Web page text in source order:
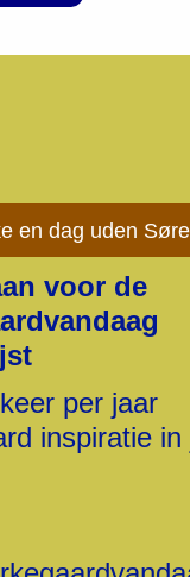
en dag uden
voor de
per jaar
inspiratie in